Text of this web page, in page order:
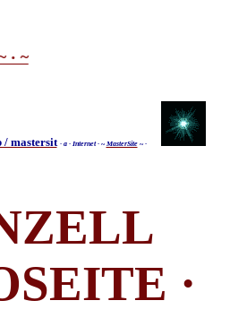
/ mastersit · a · Internet ·~ MasterSite~ ·
·